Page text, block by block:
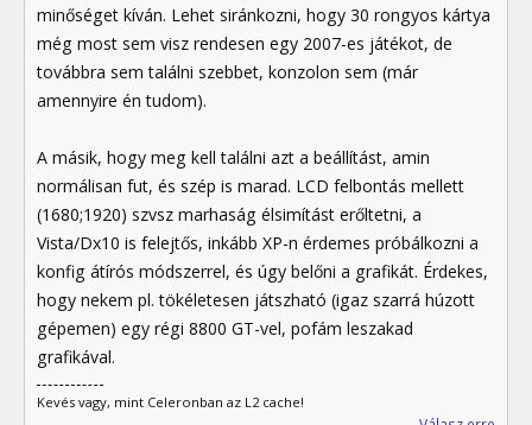
minőséget kíván. Lehet siránkozni, hogy 30 rongyos kártya
még most sem visz rendesen egy 2007-es játékot, de
továbbra sem találni szebbet, konzolon sem (már
amennyire én tudom).
A másik, hogy meg kell találni azt a beállítást, amin
normálisan fut, és szép is marad. LCD felbontás mellett
(1680;1920) szvsz marhaság élsimítást erőltetni, a
Vista/Dx10 is felejtős, inkább XP-n érdemes próbálkozni a
konfig átírós módszerrel, és úgy belőni a grafikát. Érdekes,
hogy nekem pl. tökéletesen játszható (igaz szarrá húzott
gépemen) egy régi 8800 GT-vel, pofám leszakad
grafikával.
Kevés vagy, mint Celeronban az L2 cache!